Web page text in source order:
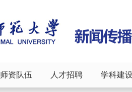
师资队伍 人才招聘 学科建